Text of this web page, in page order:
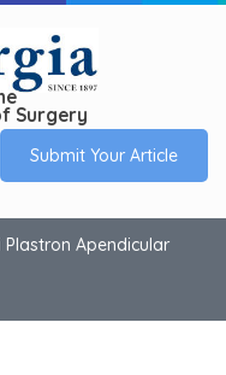
Surgery
Submit Your Article
Apendicular